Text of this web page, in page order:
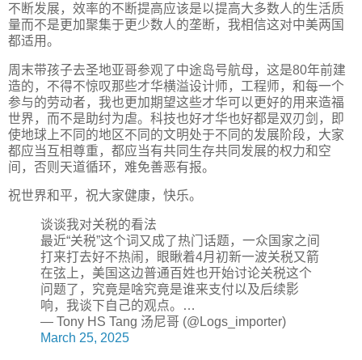
不断发展，效率的不断提高应该是以提高大多数人的生活质
量而不是更加聚集于更少数人的垄断，我相信这对中美两国
都适用。
周末带孩子去圣地亚哥参观了中途岛号航母，这是80年前建
造的，不得不惊叹那些才华横溢设计师，工程师，和每一个
参与的劳动者，我也更加期望这些才华可以更好的用来造福
世界，而不是助纣为虐。科技也好才华也好都是双刃剑，即
使地球上不同的地区不同的文明处于不同的发展阶段，大家
都应当互相尊重，都应当有共同生存共同发展的权力和空
间，否则天道循环，难免善恶有报。
祝世界和平，祝大家健康，快乐。
谈谈我对关税的看法
最近“关税”这个词又成了热门话题，一众国家之间
打来打去好不热闹，眼瞅着4月初新一波关税又箭
在弦上，美国这边普通百姓也开始讨论关税这个
问题了，究竟是啥究竟是谁来支付以及后续影
响，我谈下自己的观点。…
— Tony HS Tang 汤尼哥 (@Logs_importer)
March 25, 2025